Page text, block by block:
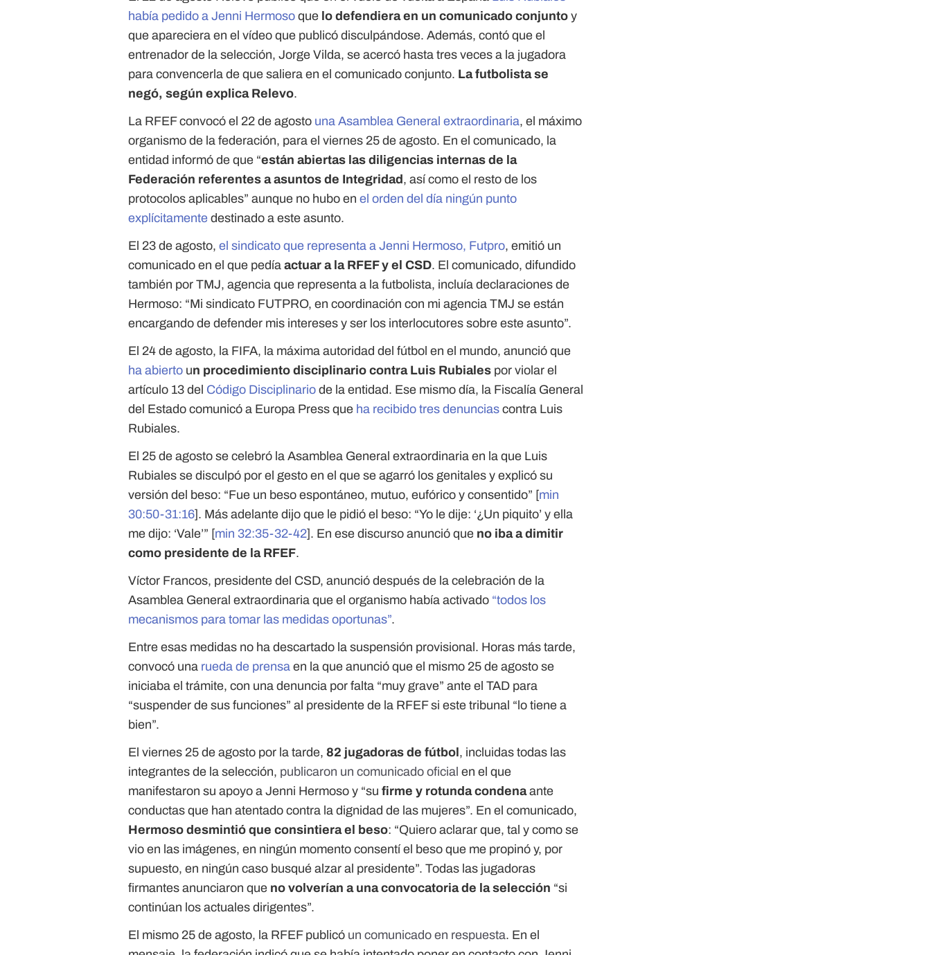
había pedido a Jenni Hermoso que lo defendiera en un comunicado conjunto y
que apareciera en el vídeo que publicó disculpándose. Además, contó que el
entrenador de la selección, Jorge Vilda, se acercó hasta tres veces a la jugadora
para convencerla de que saliera en el comunicado conjunto. La futbolista se
negó, según explica Relevo.
La RFEF convocó el 22 de agosto una Asamblea General extraordinaria, el máximo
organismo de la federación, para el viernes 25 de agosto. En el comunicado, la
entidad informó de que “están abiertas las diligencias internas de la
Federación referentes a asuntos de Integridad , así como el resto de los
protocolos aplicables” aunque no hubo enel orden del día ningún punto
explícitamente destinado a este asunto.
El 23 de agosto,el sindicato que representa a Jenni Hermoso, Futpro, emitió un
comunicado en el que pedíaactuar a la RFEF y el CSD. El comunicado, difundido
también por TMJ, agencia que representa a la futbolista, incluía declaraciones de
Hermoso: “Mi sindicato FUTPRO, en coordinación con mi agencia TMJ se están
encargando de defender mis intereses y ser los interlocutores sobre este asunto”.
El 24 de agosto, la FIFA, la máxima autoridad del fútbol en el mundo, anunció que
ha abierto un procedimiento disciplinario contra Luis Rubiales por violar el
artículo 13 del Código Disciplinario de la entidad. Ese mismo día, la Fiscalía General
del Estado comunicó a Europa Press que ha recibido tres denuncias contra Luis
Rubiales.
El 25 de agosto se celebró la Asamblea General extraordinaria en la que Luis
Rubiales se disculpó por el gesto en el que se agarró los genitales y explicó su
versión del beso: “Fue un beso espontáneo, mutuo, eufórico y consentido” [min
30:50-31:16]. Más adelante dijo que le pidió el beso: “Yo le dije: ‘¿Un piquito’ y ella
me dijo: ‘Vale’” [min 32:35-32-42]. En ese discurso anunció que no iba a dimitir
como presidente de la RFEF.
Víctor Francos, presidente del CSD, anunció después de la celebración de la
Asamblea General extraordinaria que el organismo había activado “todos los
mecanismos para tomar las medidas oportunas”.
Entre esas medidas no ha descartado la suspensión provisional. Horas más tarde,
convocó una rueda de prensaen la que anunció que el mismo 25 de agosto se
iniciaba el trámite, con una denuncia por falta “muy grave” ante el TAD para
“suspender de sus funciones” al presidente de la RFEF si este tribunal “lo tiene a
bien”.
El viernes 25 de agosto por la tarde,82 jugadoras de fútbol , incluidas todas las
integrantes de la selección, publicaron un comunicado oficial en el que
manifestaron su apoyo a Jenni Hermoso y “sufirme y rotunda condenaante
conductas que han atentado contra la dignidad de las mujeres”. En el comunicado,
Hermoso desmintió que consintiera el beso: “Quiero aclarar que, tal y como se
vio en las imágenes, en ningún momento consentí el beso que me propinó y, por
supuesto, en ningún caso busqué alzar al presidente”. Todas las jugadoras
firmantes anunciaron que no volverían a una convocatoria de la selección “si
continúan los actuales dirigentes”.
El mismo 25 de agosto, la RFEF publicó un comunicado en respuesta. En el